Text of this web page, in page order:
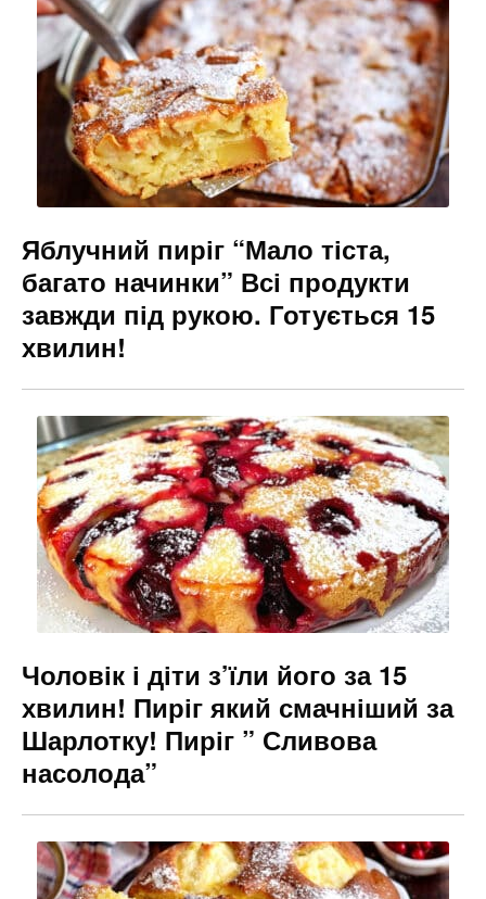
b
o
o
k
a
m
e
n
g
er
Яблучний пиріг “Мало тіста,
багато начинки” Всі продукти
завжди під рукою. Готується 15
хвилин!
Чоловік і діти з’їли його за 15
хвилин! Пиріг який смачніший за
Шарлотку! Пиріг ” Сливова
насолода”